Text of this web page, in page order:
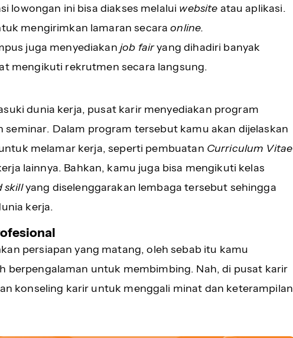
lowongan ini bisa diakses melalui website atau aplikasi.
mengirimkan lamaran secaraonline.
juga menyediakan job fairyang dihadiri banyak
mengikuti rekrutmen secara langsung.
dunia kerja, pusat karir menyediakan program
seminar. Dalam program tersebut kamu akan dijelaskan
melamar kerja, seperti pembuatan Curriculum Vitae
lainnya. Bahkan, kamu juga bisa mengikuti kelas
skillyang diselenggarakan lembaga tersebut sehingga
kerja.
persiapan yang matang, oleh sebab itu kamu
berpengalaman untuk membimbing. Nah, di pusat karir
konseling karir untuk menggali minat dan keterampilan